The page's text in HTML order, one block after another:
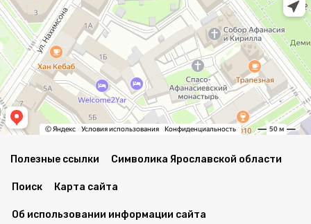
Полезные ссылки Символика Ярославской области
Поиск Карта сайта
Об использовании информации сайта